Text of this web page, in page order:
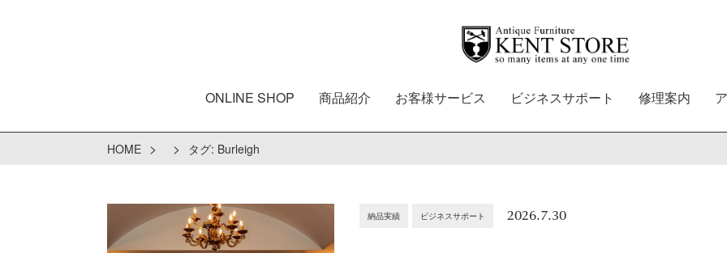
ONLINE SHOP 商品紹介 お客様サービス ビジネスサポート 修理案内
HOME > > タグ: Burleigh
納品実績 ビジネスサポート 2026.7.30